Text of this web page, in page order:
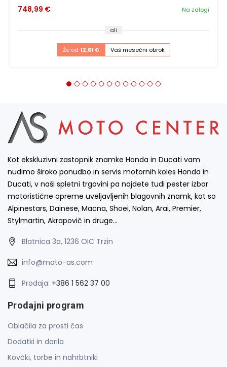
Na zalogi
748,99 €
ali
Že od 12,61 € Vaš mesečni obrok
Kot ekskluzivni zastopnik znamke Honda in Ducati vam
nudimo široko ponudbo in servis motornih koles Honda in
Ducati, v naši spletni trgovini pa najdete tudi pester izbor
motoristične opreme uveljavljenih blagovnih znamk, kot so
Alpinestars, Dainese, Macna, Shoei, Nolan, Arai, Premier,
Stylmartin, Akrapovič in druge…
Blatnica 3a, 1236 OIC Trzin
info@moto-as.com
Prodaja: +386 1 562 37 00
Prodajni program
Oblačila za prosti čas
Dodatki in darila
Kovčki, torbe in nahrbtniki